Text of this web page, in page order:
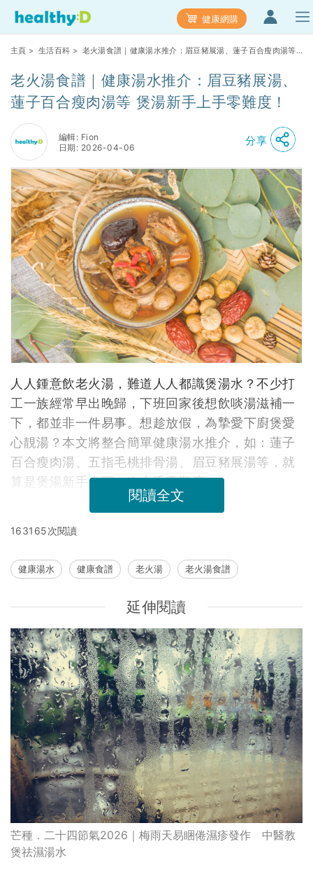
健康網購
主頁 > 生活百科 > 老火湯食譜｜健康湯水推介：眉豆豬展湯、蓮子百合瘦肉湯等
老火湯食譜｜健康湯水推介：眉豆豬展湯、
蓮子百合瘦肉湯等 煲湯新手上手零難度！
編輯: Fion
日期: 2026-04-06
分享
人人鍾意飲老火湯，難道人人都識煲湯水？不少打
工一族經常早出晚歸，下班回家後想飲啖湯滋補一
下，都並非一件易事。想趁放假，為摯愛下廚煲愛
心靚湯？本文將整合簡單健康湯水推介，如：蓮子
百合瘦肉湯、五指毛桃排骨湯、眉豆豬展湯等，就
算是煲湯新手也可一次上手零難度！
閱讀全文
163165次閱讀
健康湯水 健康食譜 老火湯 老火湯食譜
延伸閱讀
芒種．二十四節氣2026｜梅雨天易睏倦濕疹發作 中醫教
煲祛濕湯水